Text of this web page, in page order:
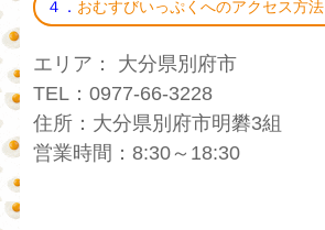
４． おむすびいっぷくへのアクセス方法
エリア： 大分県別府市
TEL：0977-66-3228
住所：大分県別府市明礬3組
営業時間：8:30～18:30